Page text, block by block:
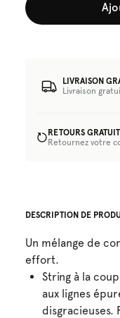
LIVRAISON
Livraison
RETOURS
Retournez votre
DESCRIPTION DE
Un mélange de
effort.
String à la
aux lignes
disgracieuses.